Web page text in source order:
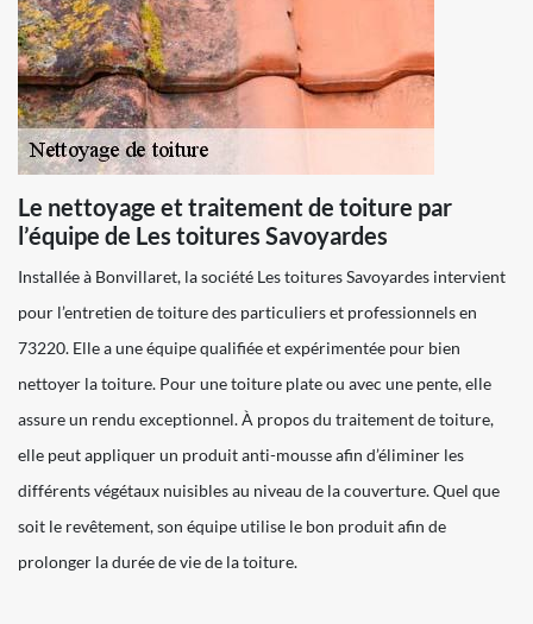
Le nettoyage et traitement de toiture par
l’équipe de Les toitures Savoyardes
Installée à Bonvillaret, la société Les toitures Savoyardes intervient
pour l’entretien de toiture des particuliers et professionnels en
73220. Elle a une équipe qualifiée et expérimentée pour bien
nettoyer la toiture. Pour une toiture plate ou avec une pente, elle
assure un rendu exceptionnel. À propos du traitement de toiture,
elle peut appliquer un produit anti-mousse afin d’éliminer les
différents végétaux nuisibles au niveau de la couverture. Quel que
soit le revêtement, son équipe utilise le bon produit afin de
prolonger la durée de vie de la toiture.